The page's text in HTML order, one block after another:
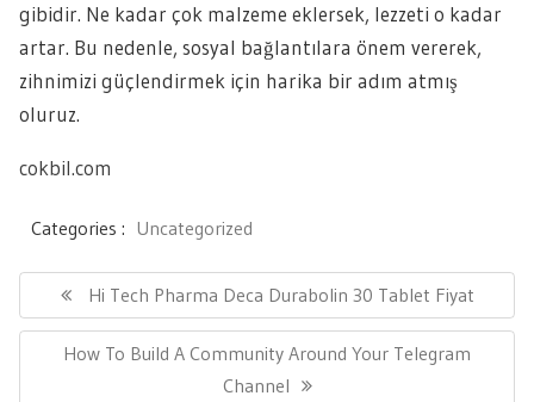
gibidir. Ne kadar çok malzeme eklersek, lezzeti o kadar
artar. Bu nedenle, sosyal bağlantılara önem vererek,
zihnimizi güçlendirmek için harika bir adım atmış
oluruz.
cokbil.com
Categories : Uncategorized
gezinmesiPrevious
Post:
Hi Tech Pharma Deca Durabolin 30 Tablet Fiyat
Next
How To Build A Community Around Your Telegram
Channel